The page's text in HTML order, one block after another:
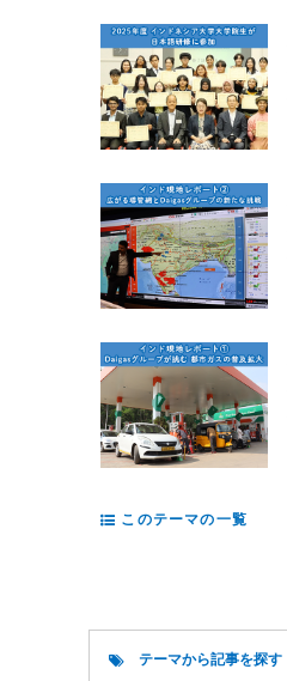
このテーマの一覧
テーマから記事を探す